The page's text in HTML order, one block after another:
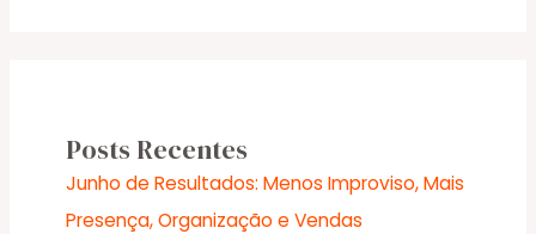
Posts Recentes
Junho de Resultados: Menos Improviso, Mais
Presença, Organização e Vendas